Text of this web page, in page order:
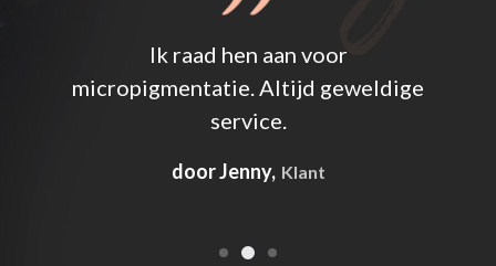
Ik raad hen aan voor
micropigmentatie. Altijd geweldige
service.
door Jenny, Klant